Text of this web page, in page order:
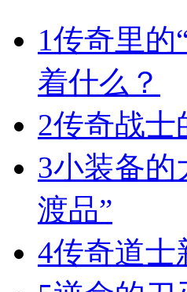
1传奇里的
着什么？
2传奇战士
3小装备的
渡品”
4传奇道士